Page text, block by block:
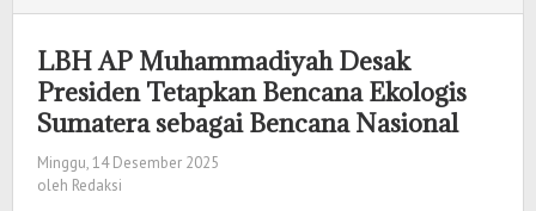
AP
Desak
Presiden
Tetapkan
LBH AP Muhammadiyah Desak
Presiden Tetapkan Bencana Ekologis
Sumatera sebagai Bencana Nasional
Minggu, 14 Desember 2025
oleh Redaksi